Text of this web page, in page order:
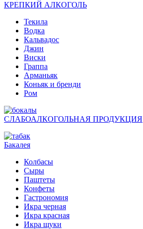
КРЕПКИЙ АЛКОГОЛЬ
Текила
Водка
Кальвадос
Джин
Виски
Граппа
Арманьяк
Коньяк и бренди
Ром
СЛАБОАЛКОГОЛЬНАЯ ПРОДУКЦИЯ
Бакалея
Колбасы
Сыры
Паштеты
Конфеты
Гастрономия
Икра черная
Икра красная
Икра щуки